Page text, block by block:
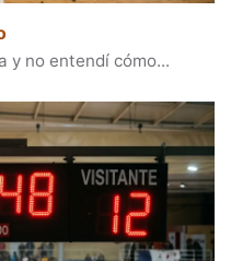
y no entendí cómo...